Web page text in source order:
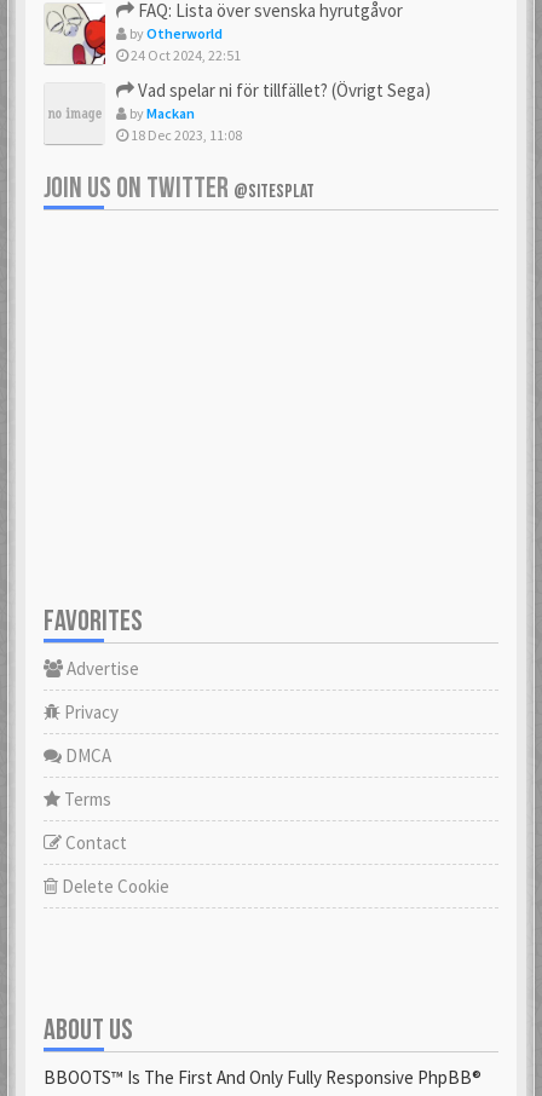
FAQ: Lista över svenska hyrutgåvor
byOtherworld
24 Oct 2024, 22:51
Vad spelar ni för tillfället? (Övrigt Sega)
byMackan
18 Dec 2023, 11:08
JOIN US ON TWITTER @SITESPLAT
FAVORITES
Advertise
Privacy
DMCA
Terms
Contact
Delete Cookie
ABOUT US
BBOOTS™ Is The First And Only Fully Responsive PhpBB®